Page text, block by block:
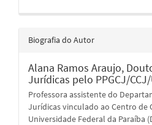
Biografia do Autor
Alana Ramos Araujo,
Jurídicas pelo PPGCJ/
Professora assistente do
Jurídicas vinculado ao Centro de
Universidade Federal da Paraíba